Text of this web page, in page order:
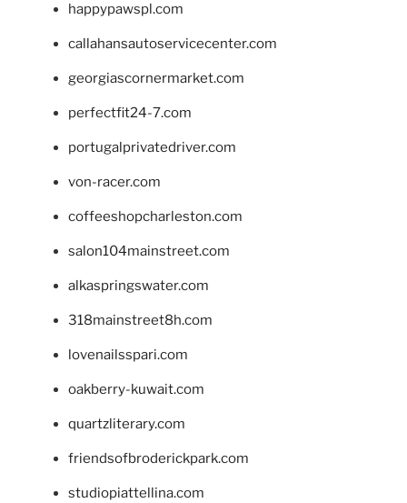
happypawspl.com
callahansautoservicecenter.com
georgiascornermarket.com
perfectfit24-7.com
portugalprivatedriver.com
von-racer.com
coffeeshopcharleston.com
salon104mainstreet.com
alkaspringswater.com
318mainstreet8h.com
lovenailsspari.com
oakberry-kuwait.com
quartzliterary.com
friendsofbroderickpark.com
studiopiattellina.com